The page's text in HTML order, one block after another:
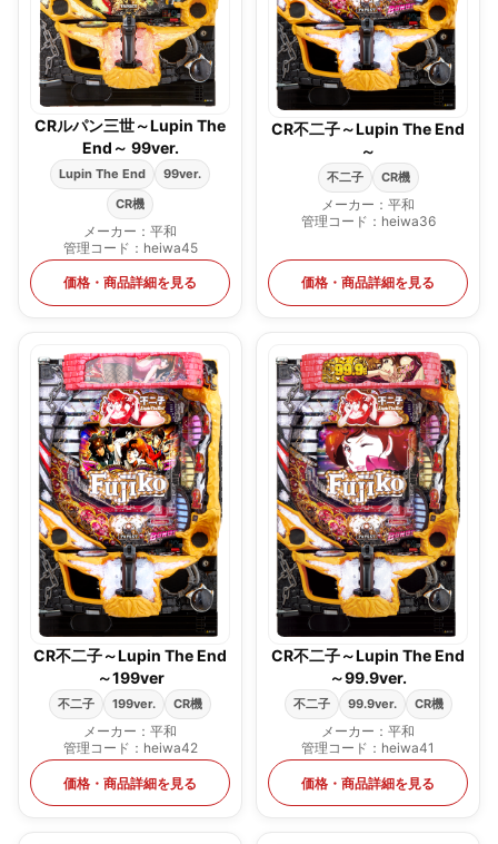
CRルパン三世～Lupin The
End～ 99ver.
Lupin The End
99ver.
CR機
メーカー：平和
管理コード：heiwa45
価格・商品詳細を見る
CR不二子～Lupin The End
～
不二子 CR機
メーカー：平和
管理コード：heiwa36
価格・商品詳細を見る
CR不二子～Lupin The End
～199ver
不二子 199ver. CR機
メーカー：平和
管理コード：heiwa42
価格・商品詳細を見る
CR不二子～Lupin The End
～99.9ver.
不二子 99.9ver. CR機
メーカー：平和
管理コード：heiwa41
価格・商品詳細を見る